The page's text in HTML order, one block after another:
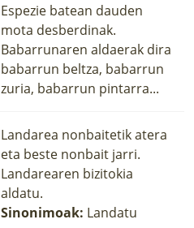
Espezie batean dauden
mota desberdinak.
Babarrunaren aldaerak dira
babarrun beltza, babarrun
zuria, babarrun pintarra...
Landarea nonbaitetik atera
eta beste nonbait jarri.
Landarearen bizitokia
aldatu.
Sinonimoak: Landatu